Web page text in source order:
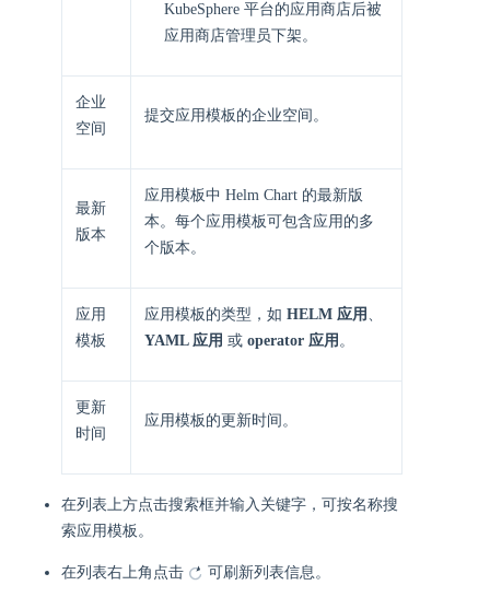
KubeSphere 平台的应用商店后被
应用商店管理员下架。
企业
空间
提交应用模板的企业空间。
最新
版本
应用模板中 Helm Chart 的最新版
本。每个应用模板可包含应用的多
个版本。
应用
模板
应用模板的类型，如 HELM 应用 、
YAML 应用 或 operator 应用 。
更新
时间
应用模板的更新时间。
在列表上方点击搜索框并输入关键字，可按名称搜
索应用模板。
在列表右上角点击 可刷新列表信息。